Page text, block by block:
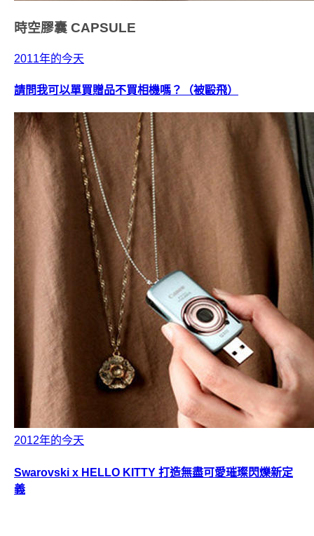
時空膠囊 CAPSULE
2011年的今天
請問我可以單買贈品不買相機嗎？（被毆飛）
2012年的今天
Swarovski x HELLO KITTY 打造無盡可愛璀璨閃爍新定
義